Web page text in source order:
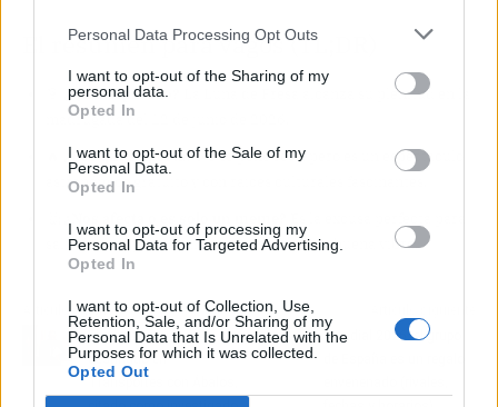
Personal Data Processing Opt Outs
I want to opt-out of the Sharing of my
personal data.
Opted In
I want to opt-out of the Sale of my
Personal Data.
Opted In
I want to opt-out of processing my
Personal Data for Targeted Advertising.
Opted In
I want to opt-out of Collection, Use,
Retention, Sale, and/or Sharing of my
Personal Data that Is Unrelated with the
Purposes for which it was collected.
Opted Out
El resumen para vagos (TL;DR)
¿Qué ha pasado?
La Luna de Fresa alcanza su plenitud en la
madrugada del 12 de junio de 2026.
¿Por qué importa?No se pone rosa, pero es un espectáculo
astronómico gratuito y con raíces culturales fascinantes.
salir de casa y mirar al cielo; zero drama y buena vibra.
Artículo anterior
El guardia civil
destinado en
Transportes con Ábalos,
Mundial 2026: el grupo